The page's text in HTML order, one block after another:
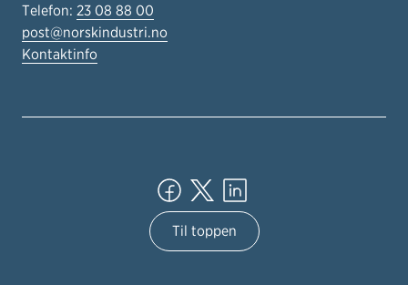
Telefon: 23 08 88 00
post@norskindustri.no
Kontaktinfo
Til toppen